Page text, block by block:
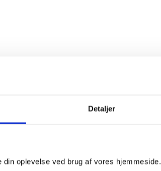
Detaljer
oplevelse ved brug af vores hjemmeside.